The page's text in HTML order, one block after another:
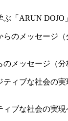
ぶ「ARUN DOJO
メッセージ（分
ィブな社会の実